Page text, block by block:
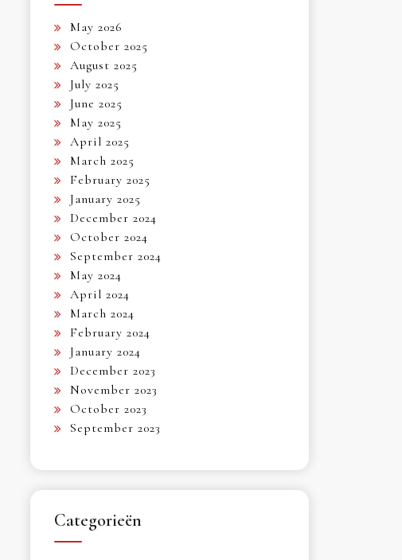
May 2026
October 2025
August 2025
July 2025
June 2025
May 2025
April 2025
March 2025
February 2025
January 2025
December 2024
October 2024
September 2024
May 2024
April 2024
March 2024
February 2024
January 2024
December 2023
November 2023
October 2023
September 2023
Categorieën